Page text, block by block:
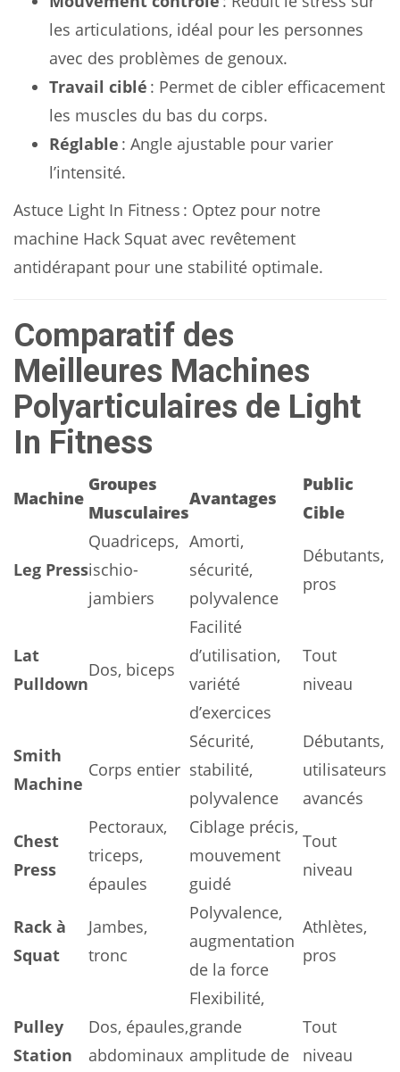
les articulations, idéal pour les personnes
avec des problèmes de genoux.
Travail ciblé : Permet de cibler efficacement
les muscles du bas du corps.
Réglable : Angle ajustable pour varier
l’intensité.
Astuce Light In Fitness : Optez pour notre
machine Hack Squat avec revêtement
antidérapant pour une stabilité optimale.
Comparatif des
Meilleures Machines
Polyarticulaires de Light
In Fitness
Machine
Groupes
Musculaires
Avantages
Public
Cible
Leg Press
Quadriceps,
ischio-
jambiers
Amorti,
sécurité,
polyvalence
Débutants,
pros
Lat
Pulldown
Dos, biceps
Facilité
d’utilisation,
variété
d’exercices
Tout
niveau
Smith
Machine
Corps entier
Sécurité,
stabilité,
polyvalence
Débutants,
utilisateurs
avancés
Chest
Press
Pectoraux,
triceps,
épaules
Ciblage précis,
mouvement
guidé
Tout
niveau
Rack à
Squat
Jambes,
tronc
Polyvalence,
augmentation
de la force
Athlètes,
pros
Pulley
Station
Dos, épaules,
abdominaux
Flexibilité,
grande
amplitude de
Tout
niveau